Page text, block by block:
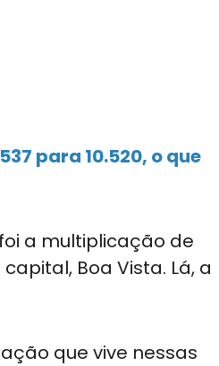
para 10.520, o que
a multiplicação de
Boa Vista. Lá, a
que vive nessas